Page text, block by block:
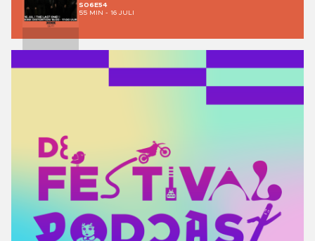
S06E54
55 MIN - 16 JULI